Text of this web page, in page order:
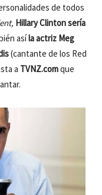
de todos
Hillary Clinton sería
asíla actriz Meg
(cantante de los Red
a TVNZ.comque